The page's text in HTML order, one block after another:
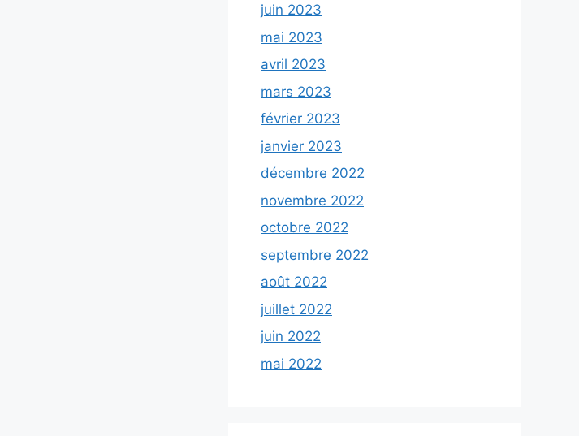
juin 2023
mai 2023
avril 2023
mars 2023
février 2023
janvier 2023
décembre 2022
novembre 2022
octobre 2022
septembre 2022
août 2022
juillet 2022
juin 2022
mai 2022